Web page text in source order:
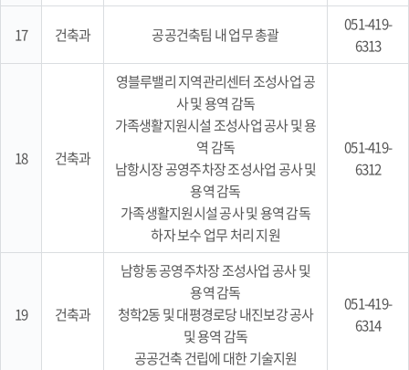
17 건축과 공공건축팀 내 업무 총괄
051-419-
6313
18 건축과
영블루밸리 지역관리센터 조성사업 공
사 및 용역 감독
가족생활지원시설 조성사업 공사 및 용
역 감독
남항시장 공영주차장 조성사업 공사 및
용역 감독
가족생활지원시설 공사 및 용역 감독
하자 보수 업무 처리 지원
051-419-
6312
19 건축과
남항동 공영주차장 조성사업 공사 및
용역 감독
청학2동 및 대평경로당 내진보강 공사
및 용역 감독
공공건축 건립에 대한 기술지원
051-419-
6314